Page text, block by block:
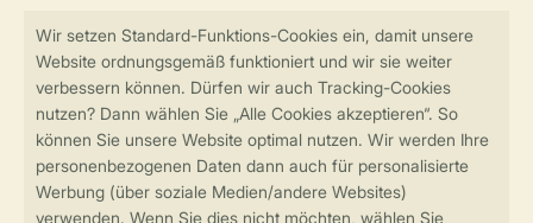
Sicher und schnell zur Online-Buchung
Sichere Datenübertragung
Sicheres Bezahlen